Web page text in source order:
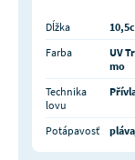
Dĺžka
Farba
UV
mo
Technika
lovu
Potápavosť